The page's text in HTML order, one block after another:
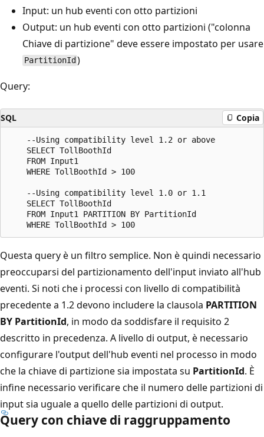
Input: un hub eventi con otto partizioni
Output: un hub eventi con otto partizioni ("colonna
Chiave di partizione" deve essere impostato per usare
PartitionId )
Query:
SQL Copia
    --Using compatibility level 1.2 or above
    SELECT TollBoothId
    FROM Input1
    WHERE TollBoothId > 100
    --Using compatibility level 1.0 or 1.1
    SELECT TollBoothId
    FROM Input1 PARTITION BY PartitionId
Questa query è un filtro semplice. Non è quindi necessario
preoccuparsi del partizionamento dell'input inviato all'hub
eventi. Si noti che i processi con livello di compatibilità
precedente a 1.2 devono includere la clausola PARTITION
BY PartitionId, in modo da soddisfare il requisito 2
descritto in precedenza. A livello di output, è necessario
configurare l'output dell'hub eventi nel processo in modo
che la chiave di partizione sia impostata su PartitionId. È
infine necessario verificare che il numero delle partizioni di
input sia uguale a quello delle partizioni di output.
Query con chiave di raggruppamento